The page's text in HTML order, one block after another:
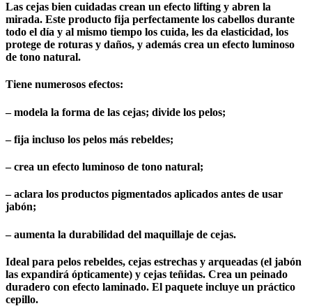
Las cejas bien cuidadas crean un efecto lifting y abren la
mirada. Este producto fija perfectamente los cabellos durante
todo el día y al mismo tiempo los cuida, les da elasticidad, los
protege de roturas y daños, y además crea un efecto luminoso
de tono natural.
Tiene numerosos efectos:
– modela la forma de las cejas; divide los pelos;
– fija incluso los pelos más rebeldes;
– crea un efecto luminoso de tono natural;
– aclara los productos pigmentados aplicados antes de usar
jabón;
– aumenta la durabilidad del maquillaje de cejas.
Ideal para pelos rebeldes, cejas estrechas y arqueadas (el jabón
las expandirá ópticamente) y cejas teñidas. Crea un peinado
duradero con efecto laminado. El paquete incluye un práctico
cepillo.